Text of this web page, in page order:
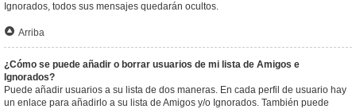
Ignorados, todos sus mensajes quedarán ocultos.
Arriba
¿Cómo se puede añadir o borrar usuarios de mi lista de Amigos e
Ignorados?
Puede añadir usuarios a su lista de dos maneras. En cada perfil de usuario hay
un enlace para añadirlo a su lista de Amigos y/o Ignorados. También puede